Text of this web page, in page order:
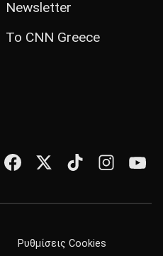
Newsletter
Το CNN Greece
Ρυθμίσεις Cookies